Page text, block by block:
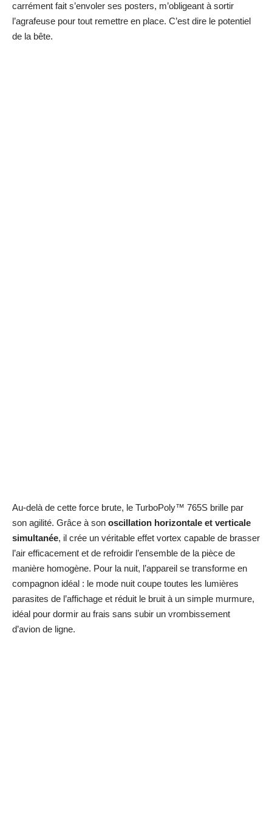
carrément fait s’envoler ses posters, m’obligeant à sortir
l’agrafeuse pour tout remettre en place. C’est dire le potentiel
de la bête.
Au-delà de cette force brute, le TurboPoly™ 765S brille par
son agilité. Grâce à son oscillation horizontale et verticale
simultanée, il crée un véritable effet vortex capable de brasser
l’air efficacement et de refroidir l’ensemble de la pièce de
manière homogène. Pour la nuit, l’appareil se transforme en
compagnon idéal : le mode nuit coupe toutes les lumières
parasites de l’affichage et réduit le bruit à un simple murmure,
idéal pour dormir au frais sans subir un vrombissement
d’avion de ligne.